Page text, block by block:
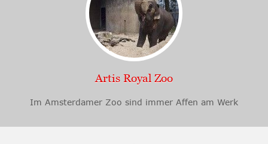
Artis Royal Zoo
Im Amsterdamer Zoo sind immer Affen am Werk